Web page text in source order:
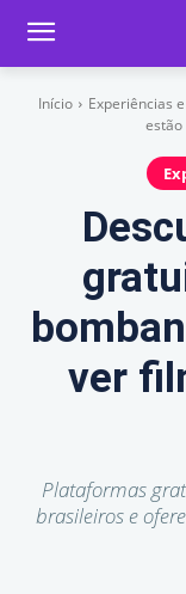
Início Experiências
estão
ver
Plataformas
brasileiros e